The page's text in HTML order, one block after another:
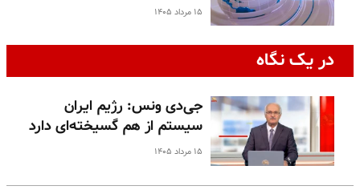
۱۵ مرداد ۱۴۰۵
در یک نگاه
جی‌دی ونس: رژیم ایران
سیستم از هم گسیخته‌ای دارد
۱۵ مرداد ۱۴۰۵